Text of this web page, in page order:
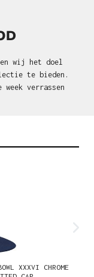
wij het doel
te bieden.
verrassen
XXXVI CHROME